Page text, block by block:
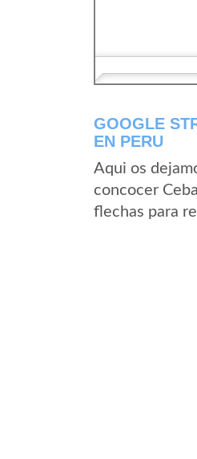
GOOGLE
EN PERU
Aqui os
concocer
flechas para